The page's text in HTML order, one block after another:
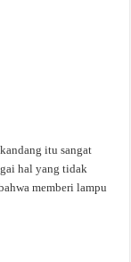
itu sangat
hal yang tidak
memberi lampu